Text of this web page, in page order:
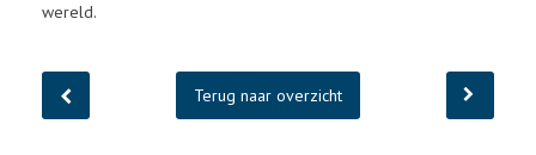
wereld.
Terug naar overzicht